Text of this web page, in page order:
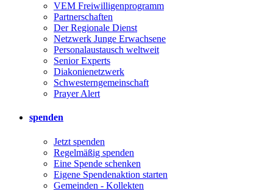
VEM Freiwilligenprogramm
Partnerschaften
Der Regionale Dienst
Netzwerk Junge Erwachsene
Personalaustausch weltweit
Senior Experts
Diakonienetzwerk
Schwesterngemeinschaft
Prayer Alert
spenden
Jetzt spenden
Regelmäßig spenden
Eine Spende schenken
Eigene Spendenaktion starten
Gemeinden - Kollekten